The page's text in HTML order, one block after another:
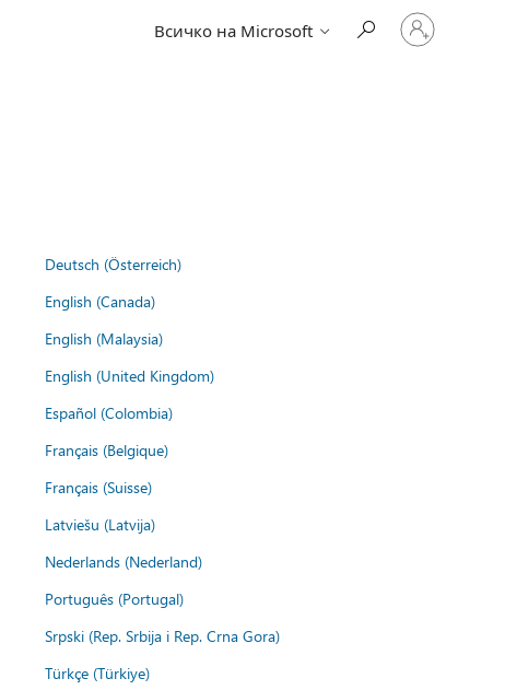
Всичко на Microsoft
Влезте
във
вашия
Deutsch (Österreich)
English (Canada)
English (Malaysia)
English (United Kingdom)
Español (Colombia)
Français (Belgique)
Français (Suisse)
Latviešu (Latvija)
Nederlands (Nederland)
Português (Portugal)
Srpski (Rep. Srbija i Rep. Crna Gora)
Türkçe (Türkiye)